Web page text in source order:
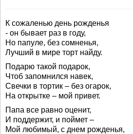
К сожаленью день рожденья
- он бывает раз в году,
Но папуле, без сомненья,
Лучший в мире торт найду.
Подарю такой подарок,
Чтоб запомнился навек,
Свечки в тортик – без огарок,
На открытке – мой привет.
Папа все равно оценит,
И поддержит, и поймет –
Мой любимый, с днем рожденья,